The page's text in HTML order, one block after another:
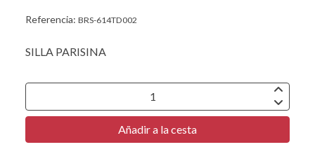
Referencia: BRS-614TD002
SILLA PARISINA
Añadir a la cesta